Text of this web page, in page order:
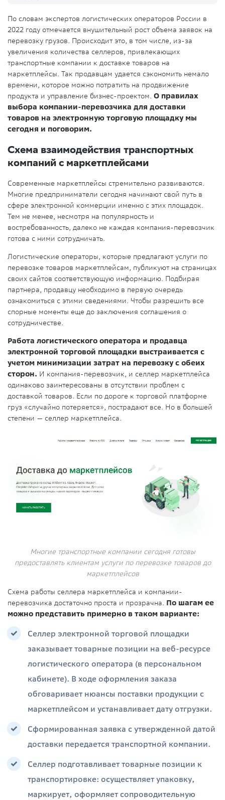
По словам экспертов логистических операторов России в
2022 году отмечается внушительный рост объема заявок на
перевозку грузов. Происходит это, в том числе, из-за
увеличения количества селлеров, привлекающих
транспортные компании к доставке товаров на
маркетплейсы. Так продавцам удается сэкономить немало
времени, которое можно потратить на продвижение
продукта и управление бизнес-проектом. О правилах
выбора компании-перевозчика для доставки
товаров на электронную торговую площадку мы
сегодня и поговорим.
Схема взаимодействия транспортных
компаний с маркетплейсами
Современные маркетплейсы стремительно развиваются.
Многие предприниматели сегодня начинают свой путь в
сфере электронной коммерции именно с этих площадок.
Тем не менее, несмотря на популярность и
востребованность, далеко не каждая компания-перевозчик
готова с ними сотрудничать.
Логистические операторы, которые предлагают услуги по
перевозке товаров маркетплейсам, публикуют на страницах
своих сайтов соответствующую информацию. Подбирая
партнера, продавцу необходимо в первую очередь
ознакомиться с этими сведениями. Чтобы разрешить все
спорные моменты еще до заключения соглашения о
сотрудничестве.
Работа логистического оператора и продавца
электронной торговой площадки выстраивается с
учетом минимизации затрат на перевозку с обеих
сторон. И компания-перевозчик, и селлер маркетплейса
одинаково заинтересованы в отсутствии проблем с
доставкой товаров. Если по дороге к торговой платформе
груз «случайно потеряется», пострадают все. Но в большей
степени — селлер маркетплейса.
Многие транспортные компании сегодня готовы
предоставлять клиентам услуги по перевозке товаров до
маркетплейсов
Схема работы селлера маркетплейса и компании-
перевозчика достаточно проста и прозрачна. По шагам ее
можно представить примерно в таком варианте:
Селлер электронной торговой площадки
заказывает товарные позиции на веб-ресурсе
логистического оператора (в персональном
кабинете). В ходе оформления заказа
обговаривает нюансы поставки продукции с
маркетплейсом и устанавливает дату отгрузки.
Сформированная заявка с утвержденной датой
доставки передается транспортной компании.
Селлер подготавливает товарные позиции к
транспортировке: осуществляет упаковку,
маркирует, оформляет сопроводительную